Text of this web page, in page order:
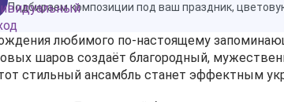
Подбираем композиции под ваш праздник,
любимого по‑настоящему
шаров создаёт благородный,
стильный ансамбль станет эффектным